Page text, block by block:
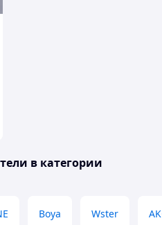
в категории
Boya Wster